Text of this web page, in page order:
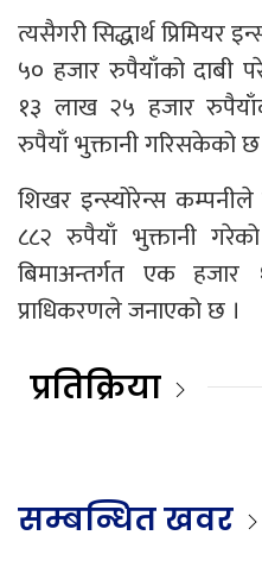
त्यसैगरी सिद्धार्थ
५० हजार रुपैयाँको दाबी
१३ लाख २५ हजार
रुपैयाँ भुक्तानी गरिसकेको छ
शिखर इन्स्योरेन्स कम्पनीले
८८२ रुपैयाँ भुक्तानी
बिमाअन्तर्गत एक
प्राधिकरणले जनाएको छ ।
प्रतिक्रिया
सम्बन्धित खवर